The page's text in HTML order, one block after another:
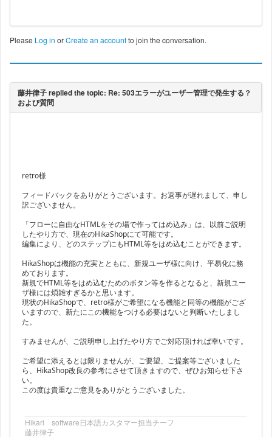
Please Log in orCreate an accountto join the conversation.
retro様
フィードバックをありがとうございます。お返事が遅れまして、申し
訳ございません。
「フローに自由なHTMLをその場で作ってはめ込み」は、以前ご説明
したやり方で、現在のHikaShopにて可能です。
編集により、どのステップにもHTML等をはめ込むことができます。
HikaShopは機能の充実とともに、新規ユーザ様に向け、平易化に務
めております。
新規でHTML等をはめ込むためのボタン等を作るとなると、新規ユー
ザ様には煩雑すぎるかと思います。
現状のHikaShopで、retro様がご希望になる機能と同等の機能がござ
いますので、新たにこの機能をつける必要はないと判断いたしまし
た。
すみませんが、ご説明申し上げたやり方でご対応頂ければ幸いです。
ご希望に添えるとは限りませんが、ご要望、ご提案等ございました
ら、HikaShop改良の参考にさせて頂きますので、ぜひお知らせ下さ
い。
この度は貴重なご意見をありがとうございました。
Hikari software日本語カスタマー担当チーフ
藤井律子